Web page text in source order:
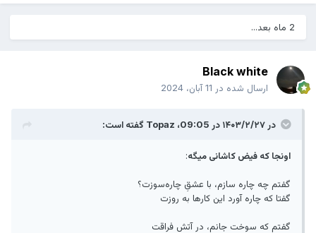
2 ماه بعد...
Black white
ارسال شده در 11 آبان، 2024
در ۱۴۰۳/۲/۲۷ در 09:05، Topazگفته است:
اونجا که فیض کاشانی میگه:
گفتم چه چاره سازم، با عشقِ چاره‌سوزت؟
گفتا که چاره آورد این کارها به روزت
گفتم که سوخت جانم، در آتش فراقت